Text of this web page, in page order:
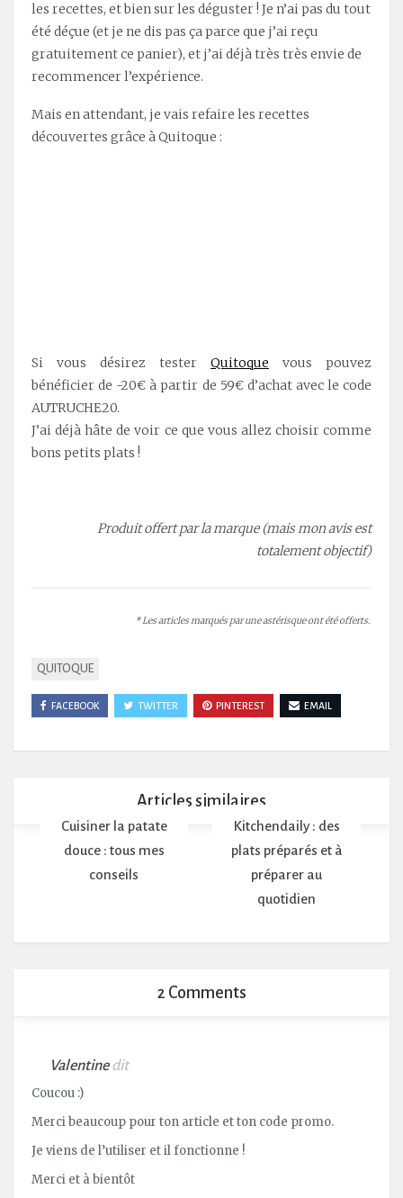
les recettes, et bien sur les déguster ! Je n’ai pas du tout
été déçue (et je ne dis pas ça parce que j’ai reçu
gratuitement ce panier), et j’ai déjà très très envie de
recommencer l’expérience.
Mais en attendant, je vais refaire les recettes
découvertes grâce à Quitoque :
Si vous désirez tester Quitoque vous pouvez
bénéficier de -20€ à partir de 59€ d’achat avec le code
AUTRUCHE20.
J’ai déjà hâte de voir ce que vous allez choisir comme
bons petits plats !
Produit offert par la marque (mais mon avis est
totalement objectif)
* Les articles marqués par une astérisque ont été offerts.
QUITOQUE
FACEBOOK TWITTER PINTEREST EMAIL
Articles similaires
Cuisiner la patate
douce : tous mes
conseils
Kitchendaily : des
plats préparés et à
préparer au
quotidien
2 Comments
Valentine dit
Coucou :)
Merci beaucoup pour ton article et ton code promo.
Je viens de l’utiliser et il fonctionne !
Merci et à bientôt